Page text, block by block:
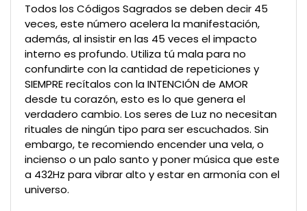
Todos los Códigos Sagrados se deben decir 45
veces, este número acelera la manifestación,
además, al insistir en las 45 veces el impacto
interno es profundo. Utiliza tú mala para no
confundirte con la cantidad de repeticiones y
SIEMPRE recítalos con la INTENCIÓN de AMOR
desde tu corazón, esto es lo que genera el
verdadero cambio. Los seres de Luz no necesitan
rituales de ningún tipo para ser escuchados. Sin
embargo, te recomiendo encender una vela, o
incienso o un palo santo y poner música que este
a 432Hz para vibrar alto y estar en armonía con el
universo.